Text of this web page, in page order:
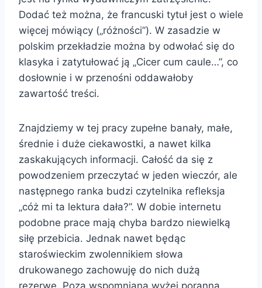
Dodać też można, że francuski tytuł jest o wiele
więcej mówiący („różności”). W zasadzie w
polskim przekładzie można by odwołać się do
klasyka i zatytułować ją „Cicer cum caule…”, co
dosłownie i w przenośni oddawałoby
zawartość treści.
Znajdziemy w tej pracy zupełne banały, małe,
średnie i duże ciekawostki, a nawet kilka
zaskakujących informacji. Całość da się z
powodzeniem przeczytać w jeden wieczór, ale
następnego ranka budzi czytelnika refleksja
„cóż mi ta lektura dała?”. W dobie internetu
podobne prace mają chyba bardzo niewielką
siłę przebicia. Jednak nawet będąc
staroświeckim zwolennikiem słowa
drukowanego zachowuję do nich dużą
rezerwę. Poza wspomnianą wyżej poranną